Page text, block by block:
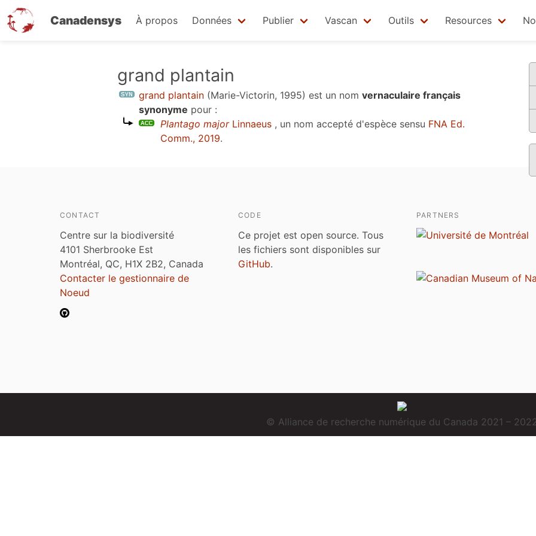
Canadensys À propos Données Publier Vascan Outils Resources
grand plantain
grand plantain (Marie-Victorin, 1995) est un nom vernaculaire français
synonyme pour :
Plantago majorLinnaeus , un nom accepté d'espèce sensu FNA Ed.
Comm., 2019.
CONTACT
Centre sur la biodiversité
4101 Sherbrooke Est
Montréal, QC, H1X 2B2, Canada
Contacter le gestionnaire de
Noeud
CODE
Ce projet est open source. Tous
les fichiers sont disponibles sur
GitHub.
PARTNERS
© Alliance de recherche numérique du Canada 2021 –